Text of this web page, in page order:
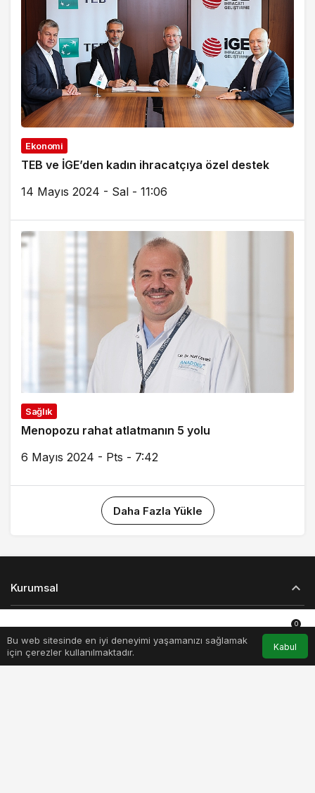
Ekonomi
TEB ve İGE’den kadın ihracatçıya özel destek
14 Mayıs 2024 - Sal - 11:06
Sağlık
Menopozu rahat atlatmanın 5 yolu
6 Mayıs 2024 - Pts - 7:42
Daha Fazla Yükle
Bu web sitesinde en iyi deneyimi yaşamanızı sağlamak
için çerezler kullanılmaktadır.
Kabul
Kurumsal
Popüler Sayfalar
Anasayfa Akış Hesabım Bildirimler
0